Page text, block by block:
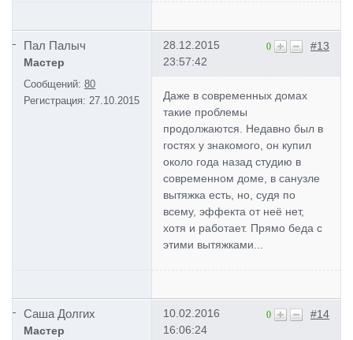
Пал Палыч
Мастер
Сообщений: 80
Регистрация: 27.10.2015
#13
0
28.12.2015
23:57:42
Даже в современных домах
такие проблемы
продолжаются. Недавно был в
гостях у знакомого, он купил
около года назад студию в
современном доме, в санузле
вытяжка есть, но, судя по
всему, эффекта от неё нет,
хотя и работает. Прямо беда с
этими вытяжками...
Саша Долгих
Мастер
#14
0
10.02.2016
16:06:24